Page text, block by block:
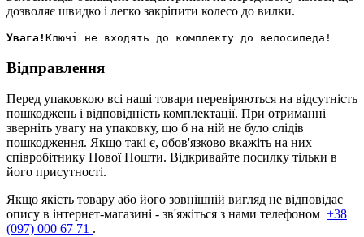
дозволяє швидко і легко закріпити колесо до вилки.
Увага!
Відправлення
Перед упаковкою всі наші товари перевіряються на відсутність
пошкоджень і відповідність комплектації. При отриманні
зверніть увагу на упаковку, що б на ній не було слідів
пошкодження. Якщо такі є, обов'язково вкажіть на них
співробітнику Нової Пошти. Відкривайте посилку тільки в
його присутності.
Якщо якість товару або його зовнішній вигляд не відповідає
опису в інтернет-магазині - зв'яжіться з нами телефоном +38
(097) 000 67 71 .